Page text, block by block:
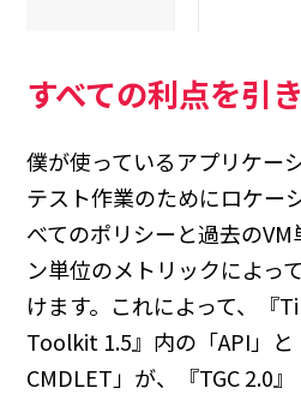
すべての利点を引
僕が使っているアプリケー
テスト作業のためにロケー
べてのポリシーと過去の
ン単位のメトリックによっ
けます。これによって、『
Toolkit 1.5』内の「API」
CMDLET」が、『TGC 2.0